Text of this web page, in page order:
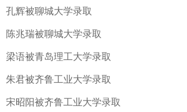
孔辉被聊城大学录取
陈兆瑞被聊城大学录取
梁语被青岛理工大学录取
朱君被齐鲁工业大学录取
宋昭阳被齐鲁工业大学录取